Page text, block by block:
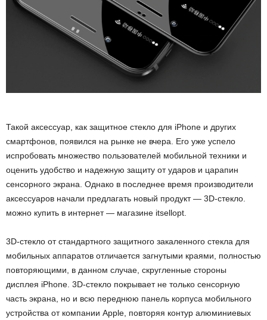
Такой аксессуар, как защитное стекло для iPhone и других
смартфонов, появился на рынке не вчера. Его уже успело
испробовать множество пользователей мобильной техники и
оценить удобство и надежную защиту от ударов и царапин
сенсорного экрана. Однако в последнее время производители
аксессуаров начали предлагать новый продукт — 3D-стекло.
можно купить в интернет — магазине itsellopt.
3D-стекло от стандартного защитного закаленного стекла для
мобильных аппаратов отличается загнутыми краями, полностью
повторяющими, в данном случае, скругленные стороны
дисплея iPhone. 3D-стекло покрывает не только сенсорную
часть экрана, но и всю переднюю панель корпуса мобильного
устройства от компании Apple, повторяя контур алюминиевых